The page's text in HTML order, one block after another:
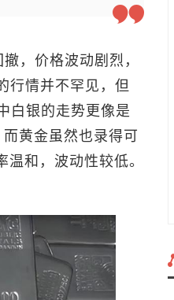
，价格波动剧烈，
行情并不罕见，但
白银的走势更像是
黄金虽然也录得可
和，波动性较低。